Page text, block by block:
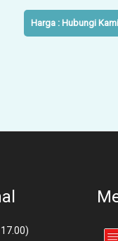
Harga : Hubungi Kami